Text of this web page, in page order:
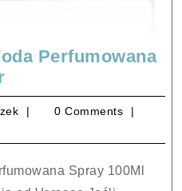
Perfumowana
Versace
Vanitas
Woda
Perfumowana
100Ml
modraszek
0 Comments